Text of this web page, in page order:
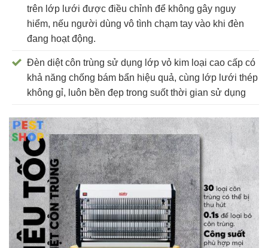
trên lớp lưới được điều chỉnh để không gây nguy
hiểm, nếu người dùng vô tình chạm tay vào khi đèn
đang hoạt động.
Đèn diệt côn trùng sử dụng lớp vỏ kim loại cao cấp có
khả năng chống bám bẩn hiệu quả, cùng lớp lưới thép
không gỉ, luôn bền đẹp trong suốt thời gian sử dụng